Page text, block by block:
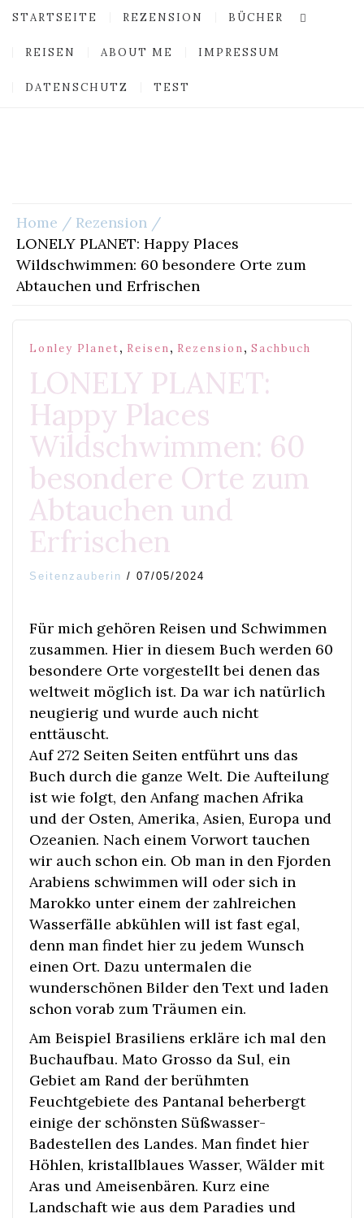
STARTSEITE REZENSION BÜCHER
REISEN ABOUT ME IMPRESSUM
DATENSCHUTZ TEST
Home
Rezension
LONELY PLANET: Happy Places
Wildschwimmen: 60 besondere Orte zum
Abtauchen und Erfrischen
Lonley Planet, Reisen, Rezension, Sachbuch
LONELY PLANET:
Happy Places
Wildschwimmen: 60
besondere Orte zum
Abtauchen und
Erfrischen
Seitenzauberin / 07/05/2024
Für mich gehören Reisen und Schwimmen
zusammen. Hier in diesem Buch werden 60
besondere Orte vorgestellt bei denen das
weltweit möglich ist. Da war ich natürlich
neugierig und wurde auch nicht
enttäuscht.
Auf 272 Seiten Seiten entführt uns das
Buch durch die ganze Welt. Die Aufteilung
ist wie folgt, den Anfang machen Afrika
und der Osten, Amerika, Asien, Europa und
Ozeanien. Nach einem Vorwort tauchen
wir auch schon ein. Ob man in den Fjorden
Arabiens schwimmen will oder sich in
Marokko unter einem der zahlreichen
Wasserfälle abkühlen will ist fast egal,
denn man findet hier zu jedem Wunsch
einen Ort. Dazu untermalen die
wunderschönen Bilder den Text und laden
schon vorab zum Träumen ein.
Am Beispiel Brasiliens erkläre ich mal den
Buchaufbau. Mato Grosso da Sul, ein
Gebiet am Rand der berühmten
Feuchtgebiete des Pantanal beherbergt
einige der schönsten Süßwasser-
Badestellen des Landes. Man findet hier
Höhlen, kristallblaues Wasser, Wälder mit
Aras und Ameisenbären. Kurz eine
Landschaft wie aus dem Paradies und